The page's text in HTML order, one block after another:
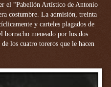
el “Pabellón Artístico de Antonio
costumbre. La admisión, treinta
y carteles plagados de
borracho meneado por los dos
los cuatro toreros que le hacen